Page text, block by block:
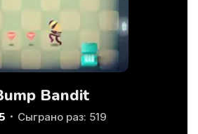
Bandit
Сыграно раз: 519